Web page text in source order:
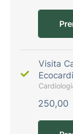
Visita
250,00